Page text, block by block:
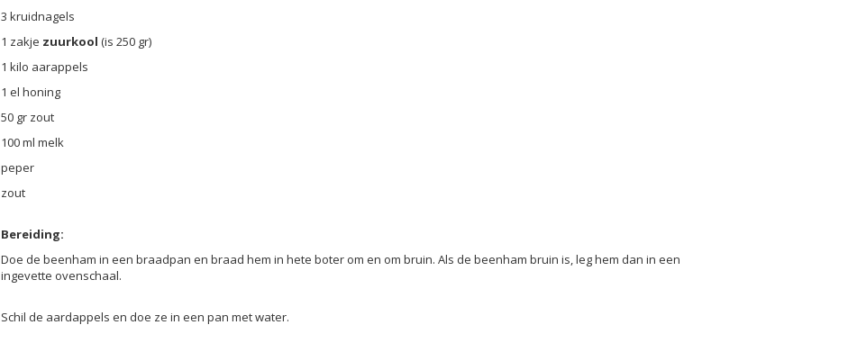
3 kruidnagels
1 zakje zuurkool (is 250 gr)
1 kilo aarappels
1 el honing
50 gr zout
100 ml melk
peper
zout
Bereiding:
Doe de beenham in een braadpan en braad hem in hete boter om en om bruin. Als de beenham bruin is, leg hem dan in een
ingevette ovenschaal.
Schil de aardappels en doe ze in een pan met water.